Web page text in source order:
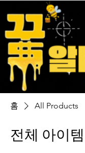
홈 All Products
전체 아이템